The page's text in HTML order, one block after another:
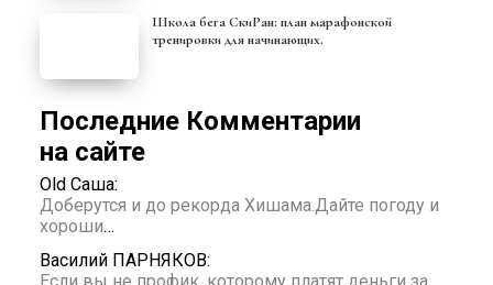
Школа бега СкиРан: план марафонской
тренировки для начинающих.
Последние Комментарии
на сайте
Old Саша:
Доберутся и до рекорда Хишама.Дайте погоду и
хороши…
Василий ПАРНЯКОВ: